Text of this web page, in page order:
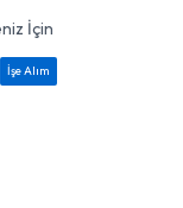
İçin
İşe Alım